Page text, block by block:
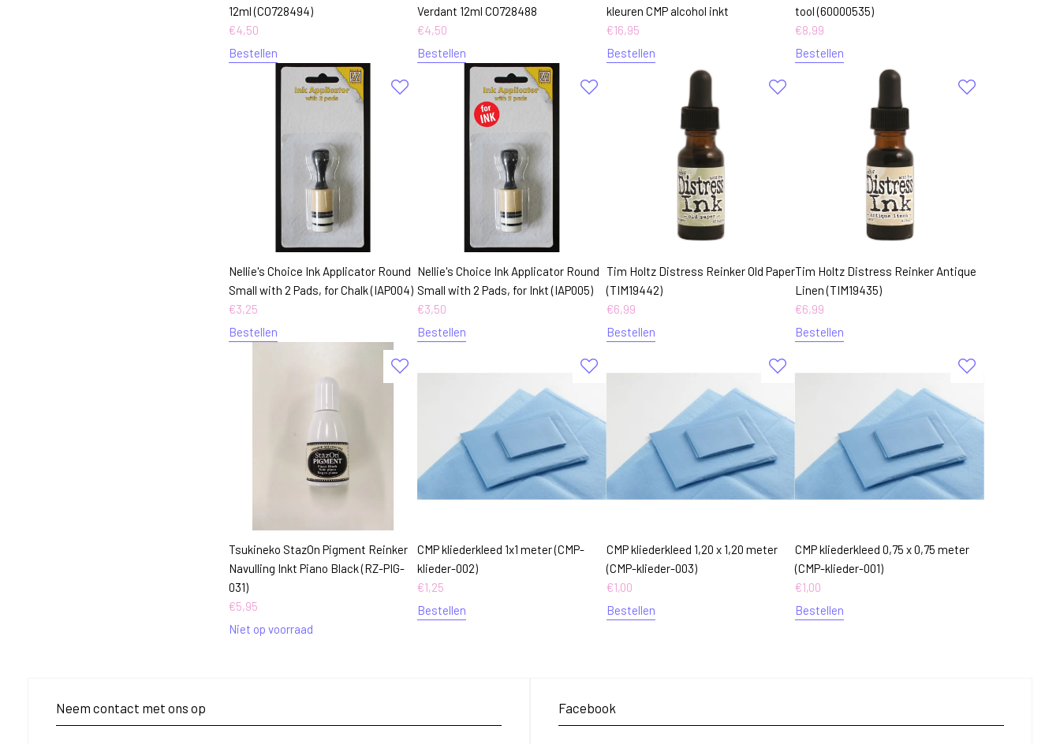
12ml (CO728494)
€4,50
Bestellen
Verdant 12ml CO728488
€4,50
Bestellen
kleuren CMP alcohol inkt
€16,95
Bestellen
tool (60000535)
€8,99
Bestellen
Nellie's Choice Ink Applicator Round
Small with 2 Pads, for Chalk (IAP004)
€3,25
Bestellen
Nellie's Choice Ink Applicator Round
Small with 2 Pads, for Inkt (IAP005)
€3,50
Bestellen
Tim Holtz Distress Reinker Old Paper
(TIM19442)
€6,99
Bestellen
Tim Holtz Distress Reinker Antique
Linen (TIM19435)
€6,99
Bestellen
Tsukineko StazOn Pigment Reinker
Navulling Inkt Piano Black (RZ-PIG-
031)
€5,95
Niet op voorraad
CMP kliederkleed 1x1 meter (CMP-
klieder-002)
€1,25
Bestellen
CMP kliederkleed 1,20 x 1,20 meter
(CMP-klieder-003)
€1,00
Bestellen
CMP kliederkleed 0,75 x 0,75 meter
(CMP-klieder-001)
€1,00
Bestellen
Neem contact met ons op Facebook